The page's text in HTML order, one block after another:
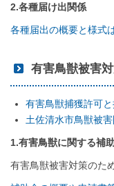
2.各種届け出関係
各種届出の概要と様式
有害鳥獣被害
有害鳥獣捕獲許可
土佐清水市鳥獣被
1.有害鳥獣に関する補
有害鳥獣被害対策のた